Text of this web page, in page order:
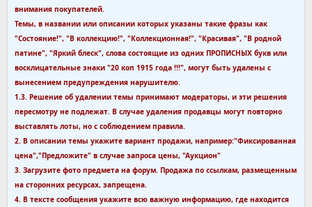
внимания покупателей.
Темы, в названии или описании которых указаны такие фразы как
"Состояние!", "В коллекцию!", "Коллекционная!", "Красивая", "В родной
патине", "Яркий блеск", слова состоящие из одних ПРОПИСНЫХ букв или
восклицательные знаки "20 коп 1915 года !!!", могут быть удалены с
вынесением предупреждения нарушителю.
1.3. Решение об удалении темы принимают модераторы, и эти решения
пересмотру не подлежат. В случае удаления продавцы могут повторно
выставлять лоты, но с соблюдением правила.
2. В описании темы укажите вариант продажи, например:"Фиксированная
цена","Предложите" в случае запроса цены, "Аукцион"
3. Загрузите фото предмета на форум. Продажа по ссылкам, размещенным
на сторонних ресурсах, запрещена.
4. В тексте сообщения укажите всю важную информацию, где находится